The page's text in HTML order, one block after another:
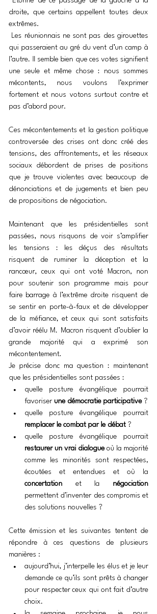
droite, que certains appellent toutes deux
extrêmes.
qui passeraient au gré du vent d’un camp à
l’autre. Il semble bien que ces votes signifient
une seule et même chose : nous sommes
mécontents, nous voulons l’exprimer
fortement et nous votons surtout contre et
pas d’abord pour.
Ces mécontentements et la gestion politique
controversée des crises ont donc créé des
tensions, des affrontements, et les réseaux
sociaux débordent de prises de positions
que je trouve violentes avec beaucoup de
dénonciations et de jugements et bien peu
de propositions de négociation.
Maintenant que les présidentielles sont
passées, nous risquons de voir s’amplifier
les tensions : les déçus des résultats
risquent de ruminer la déception et la
rancœur, ceux qui ont voté Macron, non
pour soutenir son programme mais pour
faire barrage à l’extrême droite risquent de
se sentir en porte-à-faux et de développer
de la méfiance, et ceux qui sont satisfaits
d’avoir réélu M. Macron risquent d’oublier la
grande majorité qui a exprimé son
mécontentement.
Je précise donc ma question : maintenant
que les présidentielles sont passées :
quelle posture évangélique pourrait
favoriser une démocratie participative ?
remplacer le combat par le débat ?
restaurer un vrai dialogue où la majorité
comme les minorités sont respectées,
concertation et la
permettent d’inventer des compromis et
des solutions nouvelles ?
Cette émission et les suivantes tentent de
répondre à ces questions de plusieurs
manières :
aujourd’hui, j’interpelle les élus et je leur
demande ce qu’ils sont prêts à changer
pour respecter ceux qui ont fait d’autre
choix.